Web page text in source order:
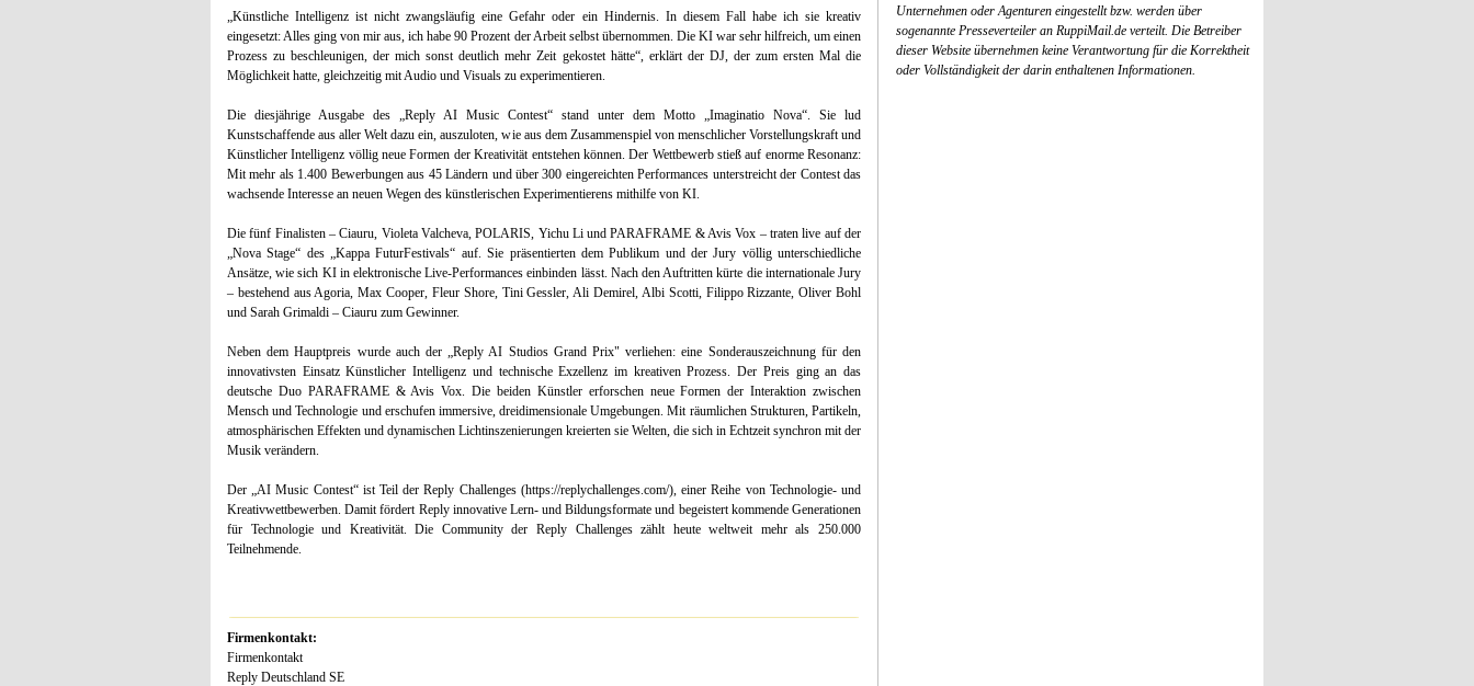
Unternehmen oder Agenturen eingestellt bzw. werden über
sogenannte Presseverteiler an RuppiMail.de verteilt. Die Betreiber
dieser Website übernehmen keine Verantwortung für die Korrektheit
oder Vollständigkeit der darin enthaltenen Informationen.
„Künstliche Intelligenz ist nicht zwangsläufig eine Gefahr oder ein Hindernis. In diesem Fall habe ich sie kreativ
eingesetzt: Alles ging von mir aus, ich habe 90 Prozent der Arbeit selbst übernommen. Die KI war sehr hilfreich, um einen
Prozess zu beschleunigen, der mich sonst deutlich mehr Zeit gekostet hätte“, erklärt der DJ, der zum ersten Mal die
Möglichkeit hatte, gleichzeitig mit Audio und Visuals zu experimentieren.
Die diesjährige Ausgabe des „Reply AI Music Contest“ stand unter dem Motto „Imaginatio Nova“. Sie lud
Kunstschaffende aus aller Welt dazu ein, auszuloten, wie aus dem Zusammenspiel von menschlicher Vorstellungskraft und
Künstlicher Intelligenz völlig neue Formen der Kreativität entstehen können. Der Wettbewerb stieß auf enorme Resonanz:
Mit mehr als 1.400 Bewerbungen aus 45 Ländern und über 300 eingereichten Performances unterstreicht der Contest das
wachsende Interesse an neuen Wegen des künstlerischen Experimentierens mithilfe von KI.
Die fünf Finalisten – Ciauru, Violeta Valcheva, POLARIS, Yichu Li und PARAFRAME & Avis Vox – traten live auf der
„Nova Stage“ des „Kappa FuturFestivals“ auf. Sie präsentierten dem Publikum und der Jury völlig unterschiedliche
Ansätze, wie sich KI in elektronische Live-Performances einbinden lässt. Nach den Auftritten kürte die internationale Jury
– bestehend aus Agoria, Max Cooper, Fleur Shore, Tini Gessler, Ali Demirel, Albi Scotti, Filippo Rizzante, Oliver Bohl
und Sarah Grimaldi – Ciauru zum Gewinner.
Neben dem Hauptpreis wurde auch der „Reply AI Studios Grand Prix" verliehen: eine Sonderauszeichnung für den
innovativsten Einsatz Künstlicher Intelligenz und technische Exzellenz im kreativen Prozess. Der Preis ging an das
deutsche Duo PARAFRAME & Avis Vox. Die beiden Künstler erforschen neue Formen der Interaktion zwischen
Mensch und Technologie und erschufen immersive, dreidimensionale Umgebungen. Mit räumlichen Strukturen, Partikeln,
atmosphärischen Effekten und dynamischen Lichtinszenierungen kreierten sie Welten, die sich in Echtzeit synchron mit der
Musik verändern.
Der „AI Music Contest“ ist Teil der Reply Challenges (https://replychallenges.com/), einer Reihe von Technologie- und
Kreativwettbewerben. Damit fördert Reply innovative Lern- und Bildungsformate und begeistert kommende Generationen
für Technologie und Kreativität. Die Community der Reply Challenges zählt heute weltweit mehr als 250.000
Teilnehmende.
Firmenkontakt:
Firmenkontakt
Reply Deutschland SE